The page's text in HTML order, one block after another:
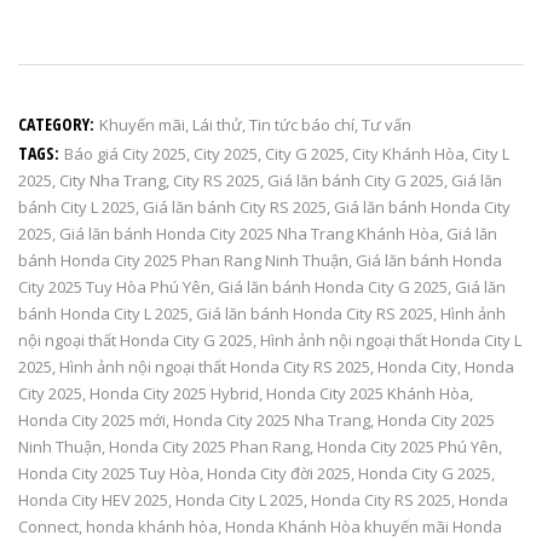
CATEGORY: Khuyến mãi, Lái thử,Tin tức báo chí,Tư vấn
TAGS: Báo giá City 2025, City 2025, City G 2025, City Khánh Hòa, City L
2025, City Nha Trang, City RS 2025, Giá lăn bánh City G 2025, Giá lăn
bánh City L 2025, Giá lăn bánh City RS 2025, Giá lăn bánh Honda City
2025, Giá lăn bánh Honda City 2025 Nha Trang Khánh Hòa, Giá lăn
bánh Honda City 2025 Phan Rang Ninh Thuận, Giá lăn bánh Honda
City 2025 Tuy Hòa Phú Yên, Giá lăn bánh Honda City G 2025, Giá lăn
bánh Honda City L 2025, Giá lăn bánh Honda City RS 2025, Hình ảnh
nội ngoại thất Honda City G 2025, Hình ảnh nội ngoại thất Honda City L
2025, Hình ảnh nội ngoại thất Honda City RS 2025, Honda City, Honda
City 2025, Honda City 2025 Hybrid, Honda City 2025 Khánh Hòa,
Honda City 2025 mới, Honda City 2025 Nha Trang, Honda City 2025
Ninh Thuận, Honda City 2025 Phan Rang, Honda City 2025 Phú Yên,
Honda City 2025 Tuy Hòa, Honda City đời 2025, Honda City G 2025,
Honda City HEV 2025, Honda City L 2025, Honda City RS 2025, Honda
Connect, honda khánh hòa, Honda Khánh Hòa khuyến mãi Honda